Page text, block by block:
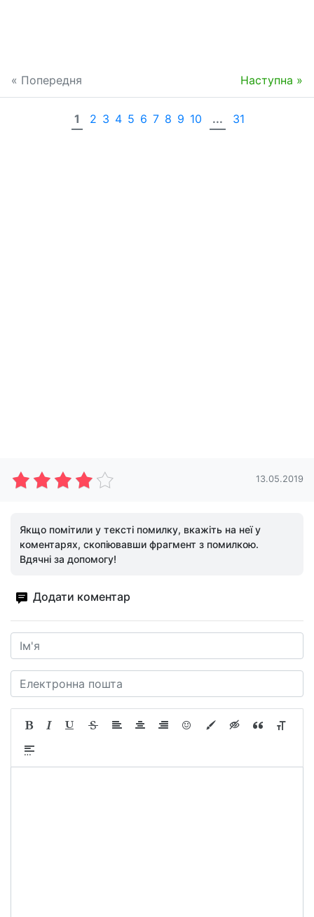
« Попередня Наступна »
1 2 3 4 5 6 7 8 9 10 ... 31
13.05.2019
Якщо помітили у тексті помилку, вкажіть на неї у
коментарях, скопіювавши фрагмент з помилкою.
Вдячні за допомогу!
Додати коментар